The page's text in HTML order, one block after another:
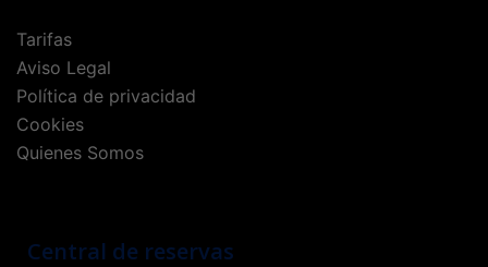
Tarifas
Aviso Legal
Política de privacidad
Cookies
Quienes Somos
Central de reservas